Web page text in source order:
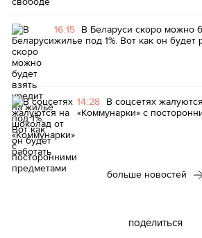
16:15 В Беларуси скоро можно
жилье под 1%. Вот как он будет
14:28 В соцсетях
«Коммунарки» с
больше новостей
поделиться